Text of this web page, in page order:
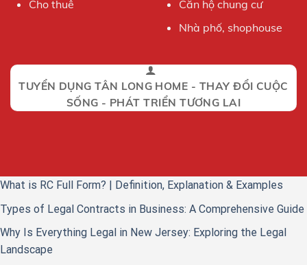
Cho thuê
Căn hộ chung cư
Nhà phố, shophouse
TUYỂN DỤNG TÂN LONG HOME - THAY ĐỔI CUỘC
SỐNG - PHÁT TRIỂN TƯƠNG LAI
What is RC Full Form? | Definition, Explanation & Examples
Types of Legal Contracts in Business: A Comprehensive Guide
Why Is Everything Legal in New Jersey: Exploring the Legal
Landscape